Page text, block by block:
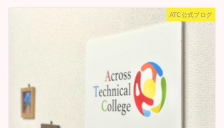
ATC公式ブログ